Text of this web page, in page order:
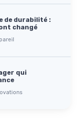
de durabilité :
changé
qui